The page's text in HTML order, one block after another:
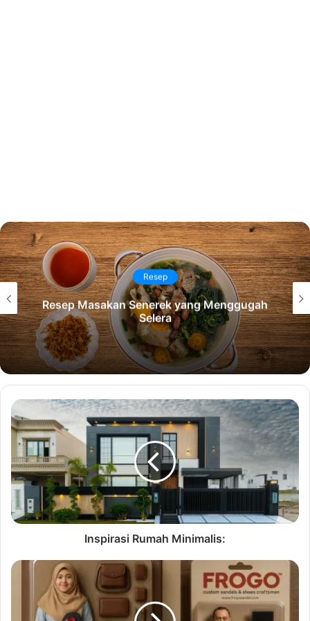
Resep
Resep Masakan Senerek yang Menggugah
Selera
Inspirasi Rumah Minimalis: